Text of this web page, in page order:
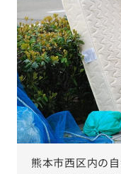
熊本市西区内の